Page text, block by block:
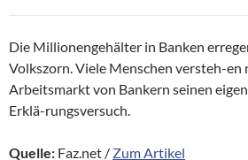
Die Millionengehälter in Banken
Volkszorn. Viele Menschen versteh-en
Arbeitsmarkt von Bankern seinen
Erklä-rungsversuch.
Quelle: Faz.net / Zum Artikel